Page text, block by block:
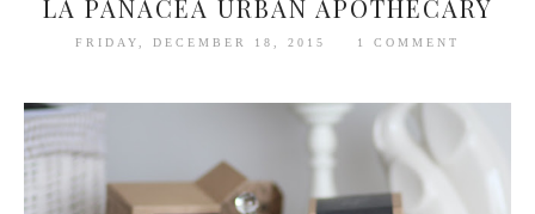
LA PANACĒA URBAN APOTHECARY
FRIDAY, DECEMBER 18, 2015 1 COMMENT